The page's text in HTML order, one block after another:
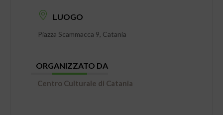
LUOGO
Piazza Scammacca 9, Catania
ORGANIZZATO DA
Centro Culturale di Catania